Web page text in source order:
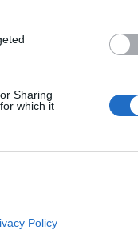
Sharing
which it
Policy
del
e